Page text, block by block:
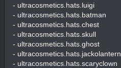
- ultracosmetics.hats.luigi
- ultracosmetics.hats.batman
- ultracosmetics.hats.chest
- ultracosmetics.hats.skull
- ultracosmetics.hats.ghost
- ultracosmetics.hats.jackolantern
- ultracosmetics.hats.scaryclown